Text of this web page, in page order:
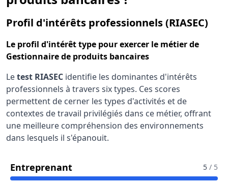
Profil d'intérêts professionnels (RIASEC)
Le profil d'intérêt type pour exercer le métier de
Gestionnaire de produits bancaires
Letest RIASEC identifie les dominantes d'intérêts
professionnels à travers six types. Ces scores
permettent de cerner les types d'activités et de
contextes de travail privilégiés dans ce métier, offrant
une meilleure compréhension des environnements
dans lesquels il s'épanouit.
EntreprenantPour Le Métier De Gestionnaire
5 / 5